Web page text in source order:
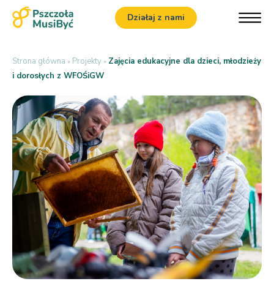
Działaj z nami
Strona główna » Projekty » Zajęcia edukacyjne dla dzieci, młodzieży
i dorosłych z WFOŚiGW